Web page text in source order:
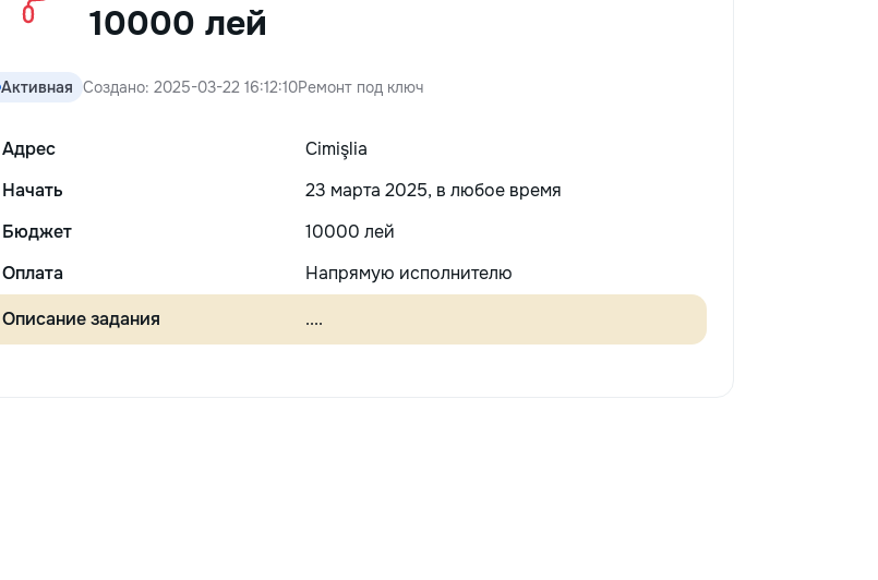
10000 лей
Активная Создано: 2025-03-22 16:12:10Ремонт под ключ
Адрес
Cimişlia
Начать
23 марта 2025, в любое время
Бюджет
10000 лей
Оплата
Напрямую исполнителю
Описание задания
....